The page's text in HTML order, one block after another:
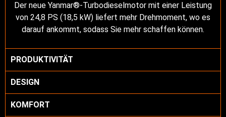
Der neue Yanmar®-Turbodieselmotor mit einer Leistung
von 24,8 PS (18,5 kW) liefert mehr Drehmoment, wo es
darauf ankommt, sodass Sie mehr schaffen können.
PRODUKTIVITÄT
DESIGN
KOMFORT